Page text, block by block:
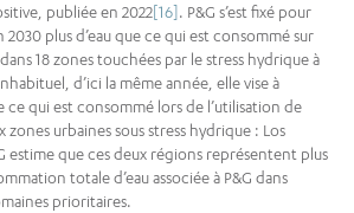
publiée en 2022[16]. P&G s’est fixé pour
plus d’eau que ce qui est consommé sur
18 zones touchées par le stress hydrique à
d’ici la même année, elle vise à
ce qui est consommé lors de l’utilisation de
zones urbaines sous stress hydrique : Los
estime que ces deux régions représentent plus
totale d’eau associée à P&G dans
prioritaires.